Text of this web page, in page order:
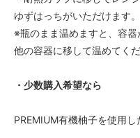
ゆずはっちがいただけます。
※瓶のまま温めますと、容
他の容器に移して温めてくだ
・少数購入希望なら
PREMIUM有機柚子を使用